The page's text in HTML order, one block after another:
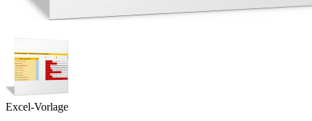
Excel-Vorlage